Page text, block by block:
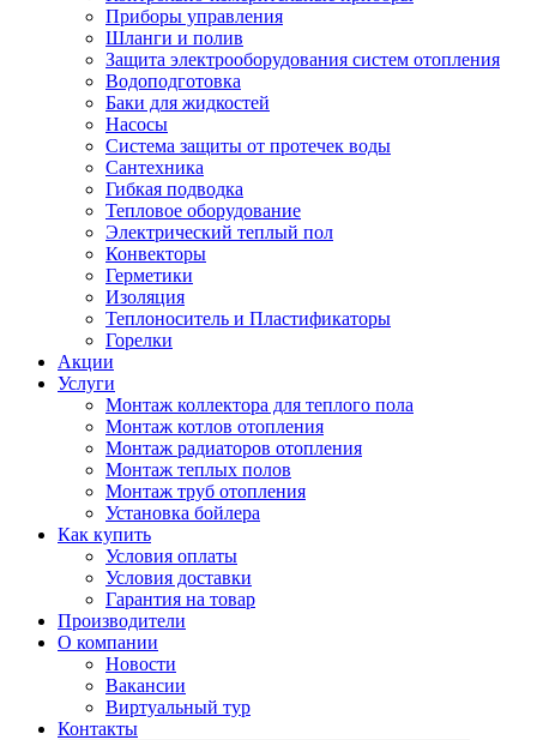
Приборы управления
Шланги и полив
Защита электрооборудования систем отопления
Водоподготовка
Баки для жидкостей
Насосы
Система защиты от протечек воды
Сантехника
Гибкая подводка
Тепловое оборудование
Электрический теплый пол
Конвекторы
Герметики
Изоляция
Теплоноситель и Пластификаторы
Горелки
Акции
Услуги
Монтаж коллектора для теплого пола
Монтаж котлов отопления
Монтаж радиаторов отопления
Монтаж теплых полов
Монтаж труб отопления
Установка бойлера
Как купить
Условия оплаты
Условия доставки
Гарантия на товар
Производители
О компании
Новости
Вакансии
Виртуальный тур
Контакты